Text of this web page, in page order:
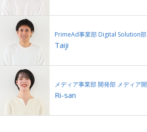
PrimeAd事業部 Digital Solution部
Taiji
メディア事業部 開発部 メディア
Ri-san